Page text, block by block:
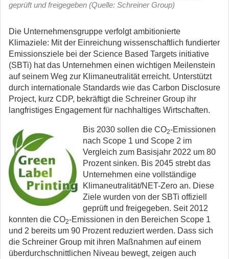
geprüft und freigegeben (Quelle: Schreiner Group)
Die Unternehmensgruppe verfolgt ambitionierte
Klimaziele: Mit der Einreichung wissenschaftlich fundierter
Emissionsziele bei der Science Based Targets initiative
(SBTi) hat das Unternehmen einen wichtigen Meilenstein
auf seinem Weg zur Klimaneutralität erreicht. Unterstützt
durch internationale Standards wie das Carbon Disclosure
Project, kurz CDP, bekräftigt die Schreiner Group ihr
langfristiges Engagement für nachhaltiges Wirtschaften.
Bis 2030 sollen die CO2-Emissionen
nach Scope 1 und Scope 2 im
Vergleich zum Basisjahr 2022 um 80
Prozent sinken. Bis 2045 strebt das
Unternehmen eine vollständige
Klimaneutralität/NET-Zero an. Diese
Ziele wurden von der SBTi offiziell
geprüft und freigegeben. Seit 2012
konnten die CO2-Emissionen in den Bereichen Scope 1
und 2 bereits um 90 Prozent reduziert werden. Dass sich
die Schreiner Group mit ihren Maßnahmen auf einem
überdurchschnittlichen Niveau bewegt, zeigen auch